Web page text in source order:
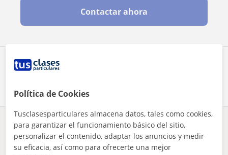
Comparte a este profesor
Contactar ahora
¿Hay algún error en este perfil?Cuéntanos
Política de Cookies
Tusclasesparticulares almacena datos, tales como cookies,
para garantizar el funcionamiento básico del sitio,
personalizar el contenido, adaptar los anuncios y medir
su eficacia, así como para ofrecerte una mejor